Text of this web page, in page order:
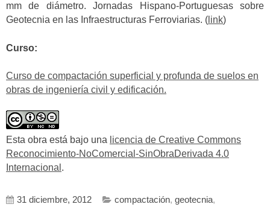
mm de diámetro. Jornadas Hispano-Portuguesas sobre
Geotecnia en las Infraestructuras Ferroviarias. ( link)
Curso:
Curso de compactación superficial y profunda de suelos en
obras de ingeniería civil y edificación.
Esta obra está bajo una licencia de Creative Commons
Reconocimiento-NoComercial-SinObraDerivada 4.0
Internacional .
31 diciembre, 2012 compactación, geotecnia,